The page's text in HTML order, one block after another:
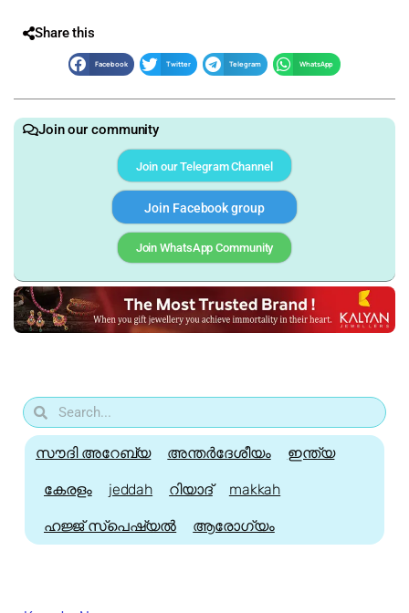
Share this
Facebook Twitter Telegram WhatsApp
Join our community
Join our Telegram Channel
Join Facebook group
Join WhatsApp Community
സൗദി അറേബ്യ അന്തർദേശീയം ഇന്ത്യ
കേരളം jeddah റിയാദ് makkah
ഹജ്ജ്‌ സ്പെഷ്യൽ ആരോഗ്യം